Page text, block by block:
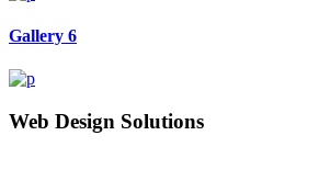
Gallery 6
Web Design Solutions